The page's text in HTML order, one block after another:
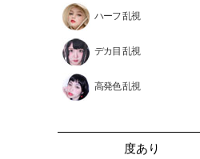
ハーフ 乱視
デカ目 乱視
高発色 乱視
度あり